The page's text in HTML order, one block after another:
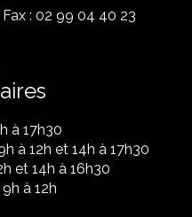
: 02 99 04 40 23
à 17h30
à 12h et 14h à 17h30
et 14h à 16h30
à 12h